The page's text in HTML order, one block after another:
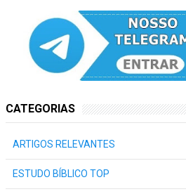
CATEGORIAS
ARTIGOS RELEVANTES
ESTUDO BÍBLICO TOP